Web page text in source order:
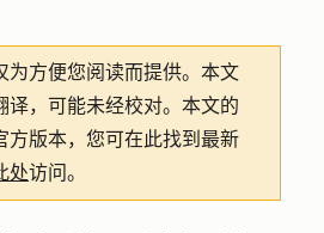
为方便您阅读而提供。 本文
译，可能未经校对。本文的
方版本，您可在此找到最新
处访问。